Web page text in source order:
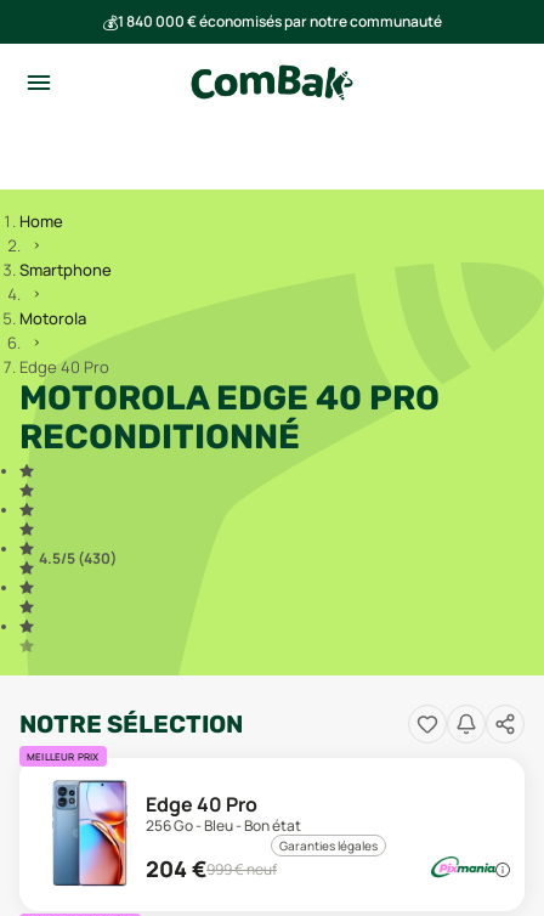
💰1 840 000 € économisés par notre communauté
Home
Smartphone
Motorola
Edge 40 Pro
MOTOROLA EDGE 40 PRO
RECONDITIONNÉ
4.5/5 (430)
NOTRE SÉLECTION
MEILLEUR PRIX
Edge 40 Pro
256 Go - Bleu - Bon état
Garanties légales
204€999€ neuf